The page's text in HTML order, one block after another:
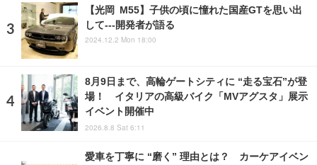
【光岡 M55】子供の頃に憧れた国産GTを思い出
して---開発者が語る
2024.12.2 Mon 18:00
8月9日まで、高輪ゲートシティに “走る宝石”が登
場！ イタリアの高級バイク「MVアグスタ」展示
イベント開催中
2026.8.8 Sat 6:11
愛車を丁寧に “磨く” 理由とは？ カーケアイベン